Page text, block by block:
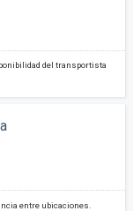
del transportista
entre ubicaciones.